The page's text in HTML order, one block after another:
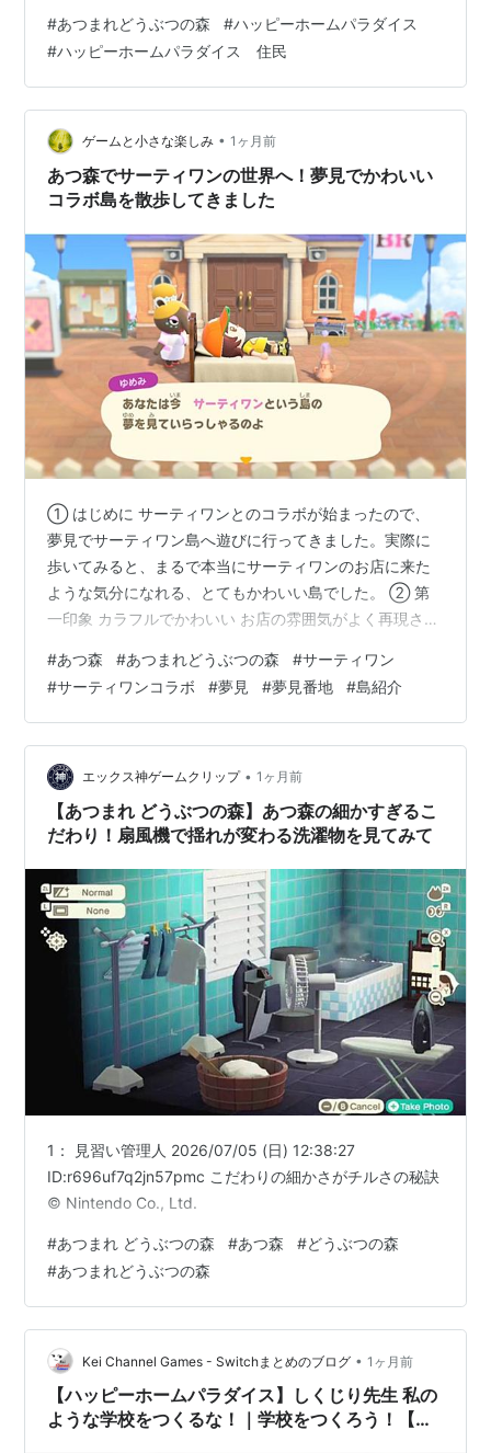
進めています。 今回の業務報告では、 お客様に「パン
タ」を選んだ理由。 別荘をつくる場所にＤ－２を選択し
た理由。 指定家具である「竹」を主役にしたレイアウト
の考え方。 完成後に感じた改善点。 などを紹介します。
今回、指定された家具は以下のもので、配置はこのよう
になりました。 たけのベン…
#あつまれどうぶつの森 #ハッピーホームパラダイス
#ハッピーホームパラダイス 住民
ゲームと小さな楽しみ • 1ヶ月前
あつ森でサーティワンの世界へ！夢見でかわいい
コラボ島を散歩してきました
① はじめに サーティワンとのコラボが始まったので、
夢見でサーティワン島へ遊びに行ってきました。実際に
歩いてみると、まるで本当にサーティワンのお店に来た
ような気分になれる、とてもかわいい島でした。 ② 第
一印象 カラフルでかわいい お店の雰囲気がよく再現され
りスポット ・アイスクリームケーキ販売コーナー 帽子を
アイスクリームケーキに見立ててるのってナイスアイデ
ィア！！ ・遊園地 パステルカラーの遊具が可愛い♡ ・
サーティワン通り ピンクの道ってかわいい♪ ・製造所 お
店では分からない、アイスクリームが作られるまでの様
子が垣間見れた気がします…
#あつ森 #あつまれどうぶつの森 #サーティワン
#サーティワンコラボ #夢見 #夢見番地 #島紹介
エックス神ゲームクリップ • 1ヶ月前
【あつまれ どうぶつの森】あつ森の細かすぎるこ
だわり！扇風機で揺れが変わる洗濯物を見てみて
1： 見習い管理人 2026/07/05 (日) 12:38:27
ID:r696uf7q2jn57pmc こだわりの細かさがチルさの秘訣
© Nintendo Co., Ltd.
#あつまれ どうぶつの森 #あつ森 #どうぶつの森
#あつまれどうぶつの森
Kei Channel Games - Switchまとめのブログ • 1ヶ月前
【ハッピーホームパラダイス】しくじり先生 私の
ような学校をつくるな！｜学校をつくろう！【け